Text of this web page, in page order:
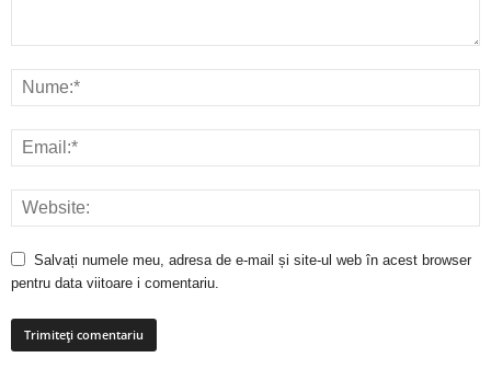
Salvați numele meu, adresa de e-mail și site-ul web în acest browser
pentru data viitoare i comentariu.